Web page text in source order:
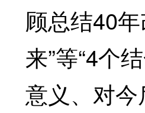
顾总结40
来”等“4个
意义、对